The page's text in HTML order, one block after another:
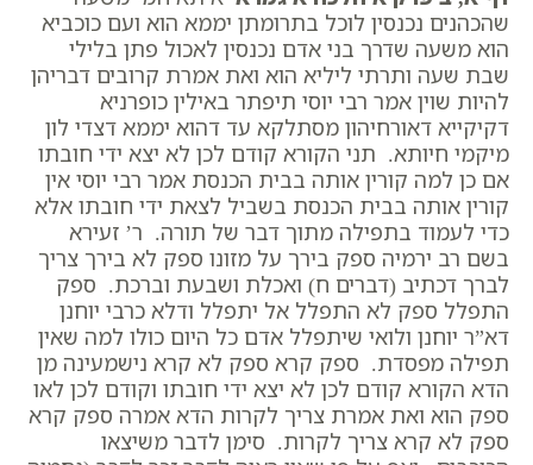
שהכהנים נכנסין לוכל בתרומתן יממא הוא ועם כוכביא
הוא משעה שדרך בני אדם נכנסין לאכול פתן בלילי
שבת שעה ותרתי ליליא הוא ואת אמרת קרובים דבריהן
להיות שוין אמר רבי יוסי תיפתר באילין כופרניא
דקיקייא דאורחיהון מסתלקא עד דהוא יממא דצדי לון
מיקמי חיותא. תני הקורא קודם לכן לא יצא ידי חובתו
אם כן למה קורין אותה בבית הכנסת אמר רבי יוסי אין
קורין אותה בבית הכנסת בשביל לצאת ידי חובתו אלא
כדי לעמוד בתפילה מתוך דבר של תורה. ר’ זעירא
בשם רב ירמיה ספק בירך על מזונו ספק לא בירך צריך
לברך דכתיב (דברים ח) ואכלת ושבעת וברכת. ספק
התפלל ספק לא התפלל אל יתפלל ודלא כרבי יוחנן
דא”ר יוחנן ולואי שיתפלל אדם כל היום כולו למה שאין
תפילה מפסדת. ספק קרא ספק לא קרא נישמעינה מן
הדא הקורא קודם לכן לא יצא ידי חובתו וקודם לכן לאו
ספק הוא ואת אמרת צריך לקרות הדא אמרה ספק קרא
ספק לא קרא צריך לקרות. סימן לדבר משיצאו